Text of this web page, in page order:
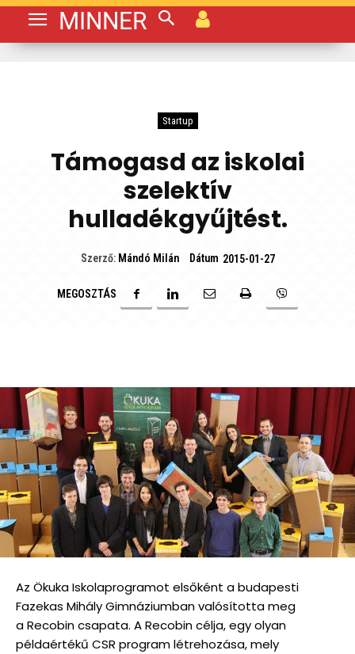
MINNER
Startup
Támogasd az iskolai
szelektív
hulladékgyűjtést.
Szerző: Mándó Milán Dátum 2015-01-27
MEGOSZTÁS
Az Ökuka Iskolaprogramot elsőként a budapesti
Fazekas Mihály Gimnáziumban valósította meg
a Recobin csapata. A Recobin célja, egy olyan
példaértékű CSR program létrehozása, mely